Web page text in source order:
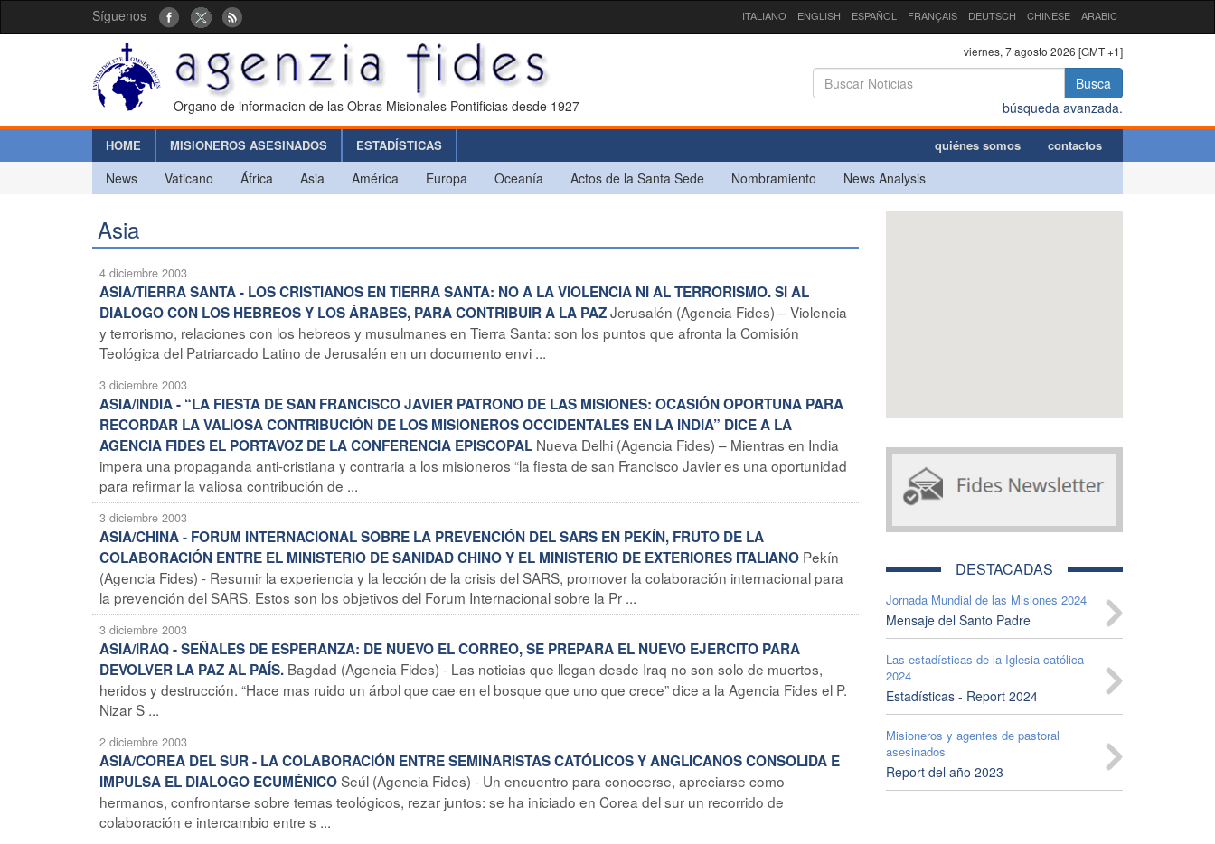
Síguenos ITALIANO ENGLISH ESPAÑOL FRANÇAIS DEUTSCH CHINESE ARABIC
Organo de informacion de las Obras Misionales Pontificias desde 1927
viernes, 7 agosto 2026 [GMT +1]
Busca
búsqueda avanzada.
HOME MISIONEROS ASESINADOS ESTADÍSTICAS quiénes somos contactos
News Vaticano África Asia América Europa Oceanía Actos de la Santa Sede Nombramiento News Analysis
Asia
4 diciembre 2003
ASIA/TIERRA SANTA - LOS CRISTIANOS EN TIERRA SANTA: NO A LA VIOLENCIA NI AL TERRORISMO. SI AL
DIALOGO CON LOS HEBREOS Y LOS ÁRABES, PARA CONTRIBUIR A LA PAZJerusalén (Agencia Fides) – Violencia
y terrorismo, relaciones con los hebreos y musulmanes en Tierra Santa: son los puntos que afronta la Comisión
Teológica del Patriarcado Latino de Jerusalén en un documento envi ...
3 diciembre 2003
ASIA/INDIA - “LA FIESTA DE SAN FRANCISCO JAVIER PATRONO DE LAS MISIONES: OCASIÓN OPORTUNA PARA
RECORDAR LA VALIOSA CONTRIBUCIÓN DE LOS MISIONEROS OCCIDENTALES EN LA INDIA” DICE A LA
AGENCIA FIDES EL PORTAVOZ DE LA CONFERENCIA EPISCOPAL Nueva Delhi (Agencia Fides) – Mientras en India
impera una propaganda anti-cristiana y contraria a los misioneros “la fiesta de san Francisco Javier es una oportunidad
para refirmar la valiosa contribución de ...
3 diciembre 2003
ASIA/CHINA - FORUM INTERNACIONAL SOBRE LA PREVENCIÓN DEL SARS EN PEKÍN, FRUTO DE LA
COLABORACIÓN ENTRE EL MINISTERIO DE SANIDAD CHINO Y EL MINISTERIO DE EXTERIORES ITALIANO Pekín
(Agencia Fides) - Resumir la experiencia y la lección de la crisis del SARS, promover la colaboración internacional para
la prevención del SARS. Estos son los objetivos del Forum Internacional sobre la Pr ...
3 diciembre 2003
ASIA/IRAQ - SEÑALES DE ESPERANZA: DE NUEVO EL CORREO, SE PREPARA EL NUEVO EJERCITO PARA
DEVOLVER LA PAZ AL PAÍS. Bagdad (Agencia Fides) - Las noticias que llegan desde Iraq no son solo de muertos,
heridos y destrucción. “Hace mas ruido un árbol que cae en el bosque que uno que crece” dice a la Agencia Fides el P.
Nizar S ...
2 diciembre 2003
ASIA/COREA DEL SUR - LA COLABORACIÓN ENTRE SEMINARISTAS CATÓLICOS Y ANGLICANOS CONSOLIDA E
IMPULSA EL DIALOGO ECUMÉNICOSeúl (Agencia Fides) - Un encuentro para conocerse, apreciarse como
hermanos, confrontarse sobre temas teológicos, rezar juntos: se ha iniciado en Corea del sur un recorrido de
colaboración e intercambio entre s ...
DESTACADAS
Jornada Mundial de las Misiones 2024
Mensaje del Santo Padre
Las estadísticas de la Iglesia católica
2024
Estadísticas - Report 2024
Misioneros y agentes de pastoral
asesinados
Report del año 2023